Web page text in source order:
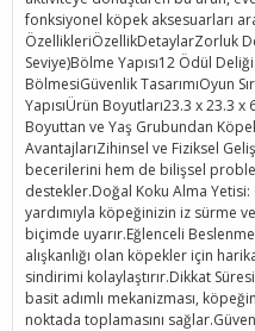
fonksiyonel köpek aksesuarları
ÖzellikleriÖzellikDetaylarZorluk
Seviye)Bölme Yapısı12 Ödül
BölmesiGüvenlik TasarımıOyun
YapısıÜrün Boyutları23.3 x 23.3
Boyuttan ve Yaş Grubundan
AvantajlarıZihinsel ve Fiziksel
becerilerini hem de bilişsel
destekler.Doğal Koku Alma
yardımıyla köpeğinizin iz sürme
biçimde uyarır.Eğlenceli
alışkanlığı olan köpekler için
sindirimi kolaylaştırır.Dikkat
basit adımlı mekanizması,
noktada toplamasını